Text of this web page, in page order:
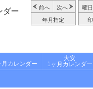
ダー 前へ 次へ
年月指定
曜
月カレンダー
大安
1ヶ月カレンダー